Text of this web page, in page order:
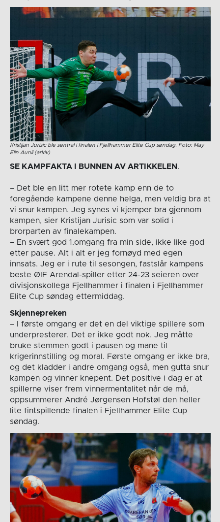
Kristijan Jurisic ble sentral i finalen i Fjellhammer Elite Cup søndag. Foto: May
Elin Aunli (arkiv)
SE KAMPFAKTA I BUNNEN AV ARTIKKELEN .
– Det ble en litt mer rotete kamp enn de to
foregående kampene denne helga, men veldig bra at
vi snur kampen. Jeg synes vi kjemper bra gjennom
kampen, sier Kristijan Jurisic som var solid i
brorparten av finalekampen.
– En svært god 1.omgang fra min side, ikke like god
etter pause. Alt i alt er jeg fornøyd med egen
innsats. Jeg er i rute til sesongen, fastslår kampens
beste ØIF Arendal-spiller etter 24-23 seieren over
divisjonskollega Fjellhammer i finalen i Fjellhammer
Elite Cup søndag ettermiddag.
Skjennepreken
– I første omgang er det en del viktige spillere som
underpresterer. Det er ikke godt nok. Jeg måtte
bruke stemmen godt i pausen og mane til
krigerinnstilling og moral. Første omgang er ikke bra,
og det kladder i andre omgang også, men gutta snur
kampen og vinner knepent. Det positive i dag er at
spillerne viser frem vinnermentalitet når de må,
oppsummerer André Jørgensen Hofstøl den heller
lite fintspillende finalen i Fjellhammer Elite Cup
søndag.